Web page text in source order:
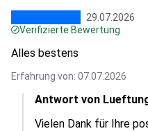
29.07.2026
Verifizierte Bewertung
Alles bestens
Erfahrung von: 07.07.2026
Antwort von
Vielen Dank für Ihre